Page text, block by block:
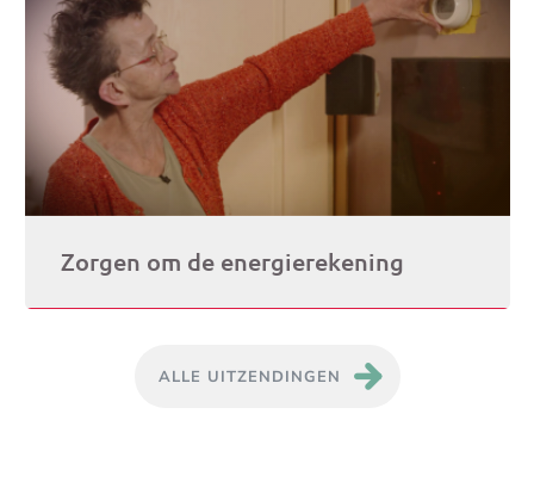
Zorgen om de energierekening
ALLE UITZENDINGEN